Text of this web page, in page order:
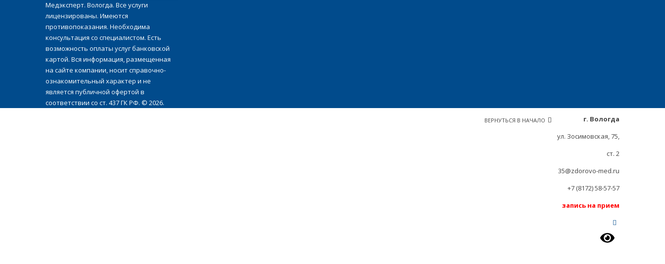
Медэксперт. Вологда. Все услуги
лицензированы. Имеются
противопоказания. Необходима
консультация со специалистом. Есть
возможность оплаты услуг банковской
картой. Вся информация, размещенная
на сайте компании, носит справочно-
ознакомительный характер и не
является публичной офертой в
соответствии со ст. 437 ГК РФ. © 2026.
г. Вологда
ул. Зосимовская, 75,
ст. 2
35@zdorovo-med.ru
+7 (8172) 58-57-57
запись на прием
ВЕРНУТЬСЯ В НАЧАЛО